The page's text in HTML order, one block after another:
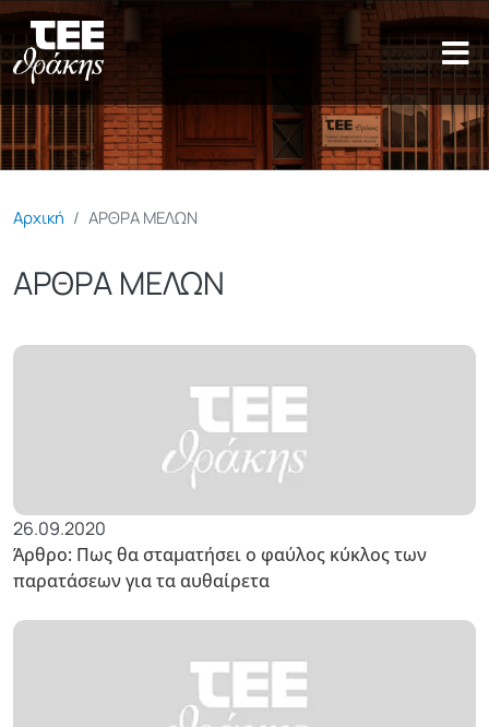
Παράκαμψη προς το κυρίως
Αρχική ΑΡΘΡΑ ΜΕΛΩΝ
ΑΡΘΡΑ ΜΕΛΩΝ
26.09.2020
Άρθρο: Πως θα σταματήσει ο φαύλος κύκλος των
παρατάσεων για τα αυθαίρετα